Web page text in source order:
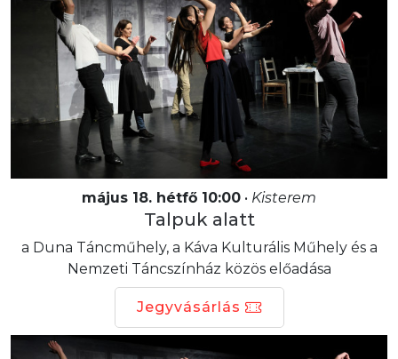
május 18. hétfő 10:00 • Kisterem
Talpuk alatt
a Duna Táncműhely, a Káva Kulturális Műhely és a
Nemzeti Táncszínház közös előadása
Jegyvásárlás